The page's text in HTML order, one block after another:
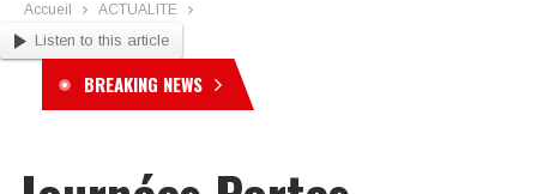
Accueil ACTUALITE
Listen to this article
BREAKING NEWS